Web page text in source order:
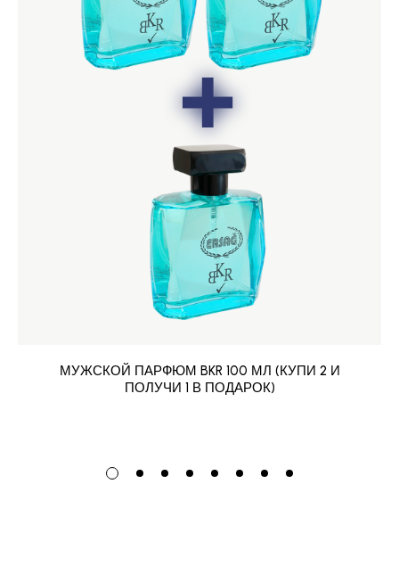
МУЖСКОЙ ПАРФЮМ BKR 100 МЛ (КУПИ 2 И
ПОЛУЧИ 1 В ПОДАРОК)